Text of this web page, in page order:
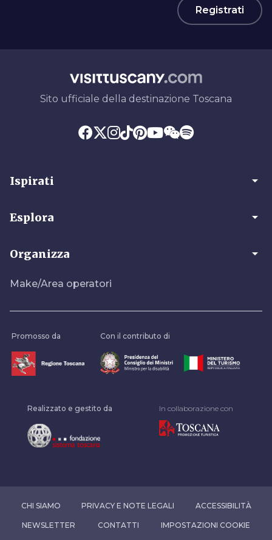
Registrati
Sito ufficiale della destinazione Toscana
Ispirati arrow_drop_down
Esplora arrow_drop_down
Organizza arrow_drop_down
Make/Area operatori
Promosso da Con il contributo di
Realizzato e gestito da In collaborazione con
CHI SIAMO PRIVACY E NOTE LEGALI ACCESSIBILITÀ
NEWSLETTER CONTATTI IMPOSTAZIONI COOKIE